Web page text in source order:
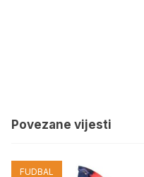
Povezane vijesti
FUDBAL